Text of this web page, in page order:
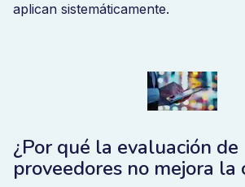
aplican sistemáticamente.
¿Por qué la evaluación de
proveedores no mejora la